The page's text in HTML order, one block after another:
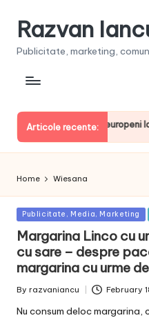
Razvan
Publicitate, marketing,
Articole recente:
printre liderii europeni la
Home Wiesana
Posted
Publicitate, Media, Marketing
Margarina Linco cu
cu sare – despre
margarina cu urme
Posted
By razvaniancu February
Nu consum deloc margarina,